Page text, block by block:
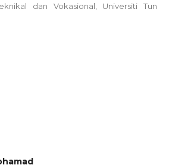
dan Vokasional, Universiti Tun